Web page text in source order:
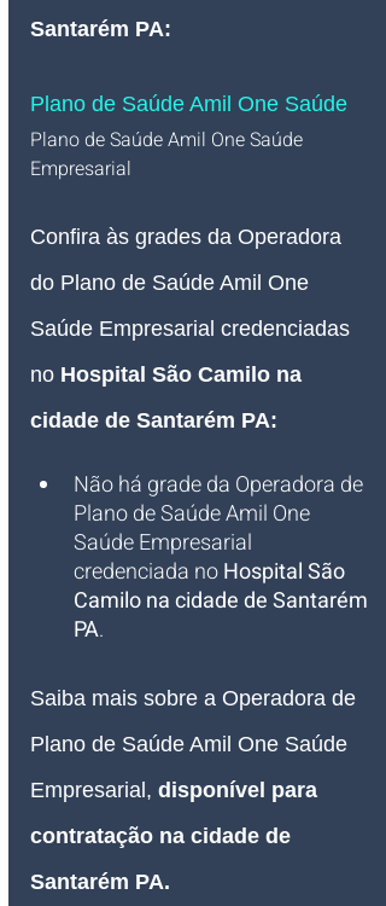
Santarém PA:
Plano de Saúde Amil One Saúde
Plano de Saúde Amil One Saúde
Empresarial
Confira às grades da Operadora
do Plano de Saúde Amil One
Saúde Empresarial credenciadas
no Hospital São Camilo na
cidade de Santarém PA:
Não há grade da Operadora de
Plano de Saúde Amil One
Saúde Empresarial
credenciada no Hospital São
Camilo na cidade de Santarém
PA.
Saiba mais sobre a Operadora de
Plano de Saúde Amil One Saúde
Empresarial, disponível para
contratação na cidade de
Santarém PA.